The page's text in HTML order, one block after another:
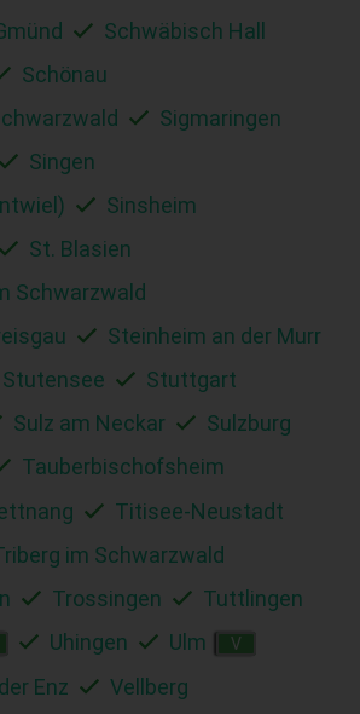
Schwäbisch Hall
Schönau
Sigmaringen
Singen
Sinsheim
St. Blasien
Schwarzwald
Steinheim an der Murr
Stutensee
Stuttgart
Sulz am Neckar
Sulzburg
Tauberbischofsheim
Titisee-Neustadt
im Schwarzwald
Trossingen
Tuttlingen
Uhingen Ulm V
Enz
Vellberg